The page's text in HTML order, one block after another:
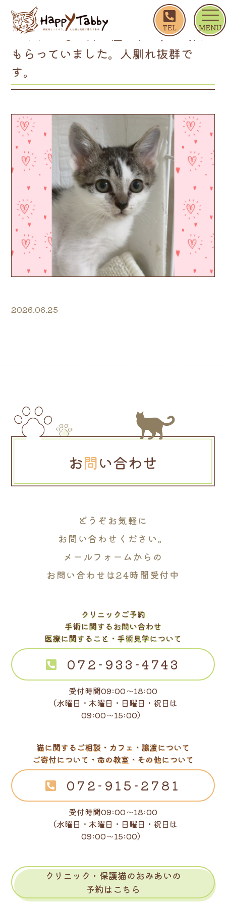
ホーム コイケヤ ◎お外で産まれて、ご飯をもらって
コイケヤ ◎お外で産まれて、ご飯を
もらっていました。人馴れ抜群で
す。
2026.06.25
どうぞお気軽に
お問い合わせください。
メールフォームからの
お問い合わせは24時間受付中
クリニックご予約
手術に関するお問い合わせ
医療に関すること・手術見学について
072-933-4743
受付時間09:00～18:00
（水曜日・木曜日・日曜日・祝日は
09:00～15:00）
猫に関するご相談・カフェ・譲渡について
ご寄付について・命の教室・その他について
072-915-2781
受付時間09:00～18:00
（水曜日・木曜日・日曜日・祝日は
09:00～15:00）
クリニック・保護猫のおみあいの
予約はこちら